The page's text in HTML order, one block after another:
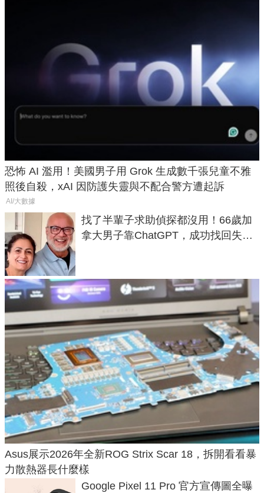
恐怖 AI 濫用！美國男子用 Grok 生成數千張兒童不雅
照後自殺，xAI 因防護失靈與不配合警方遭起訴
AI/大數據
找了半輩子求助偵探都沒用！66歲加
拿大男子靠ChatGPT，成功找回失散
Asus展示2026年全新ROG Strix Scar 18，拆開看看暴
力散熱器長什麼樣
Google Pixel 11 Pro 官方宣傳圖全曝